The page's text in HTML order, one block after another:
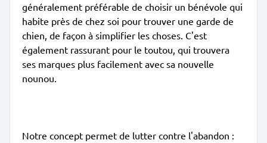
généralement préférable de choisir un bénévole qui
habite près de chez soi pour trouver une garde de
chien, de façon à simplifier les choses. C'est
également rassurant pour le toutou, qui trouvera
ses marques plus facilement avec sa nouvelle
nounou.
Notre concept permet de lutter contre l'abandon :